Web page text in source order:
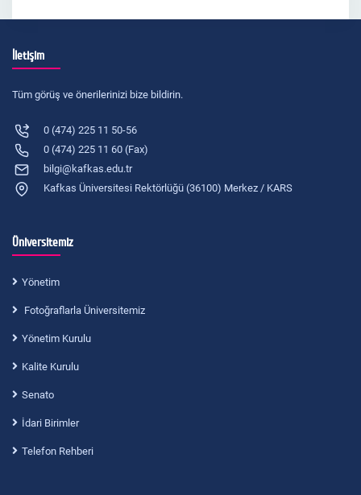
İletişim
Tüm görüş ve önerilerinizi bize bildirin.
0 (474) 225 11 50-56
0 (474) 225 11 60 (Fax)
bilgi@kafkas.edu.tr
Kafkas Üniversitesi Rektörlüğü (36100) Merkez / KARS
Üniversitemiz
Yönetim
Fotoğraflarla Üniversitemiz
Yönetim Kurulu
Kalite Kurulu
Senato
İdari Birimler
Telefon Rehberi